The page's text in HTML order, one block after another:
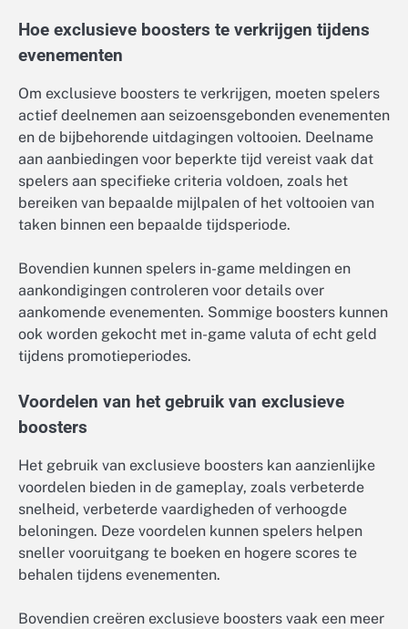
Hoe exclusieve boosters te verkrijgen tijdens
evenementen
Om exclusieve boosters te verkrijgen, moeten spelers
actief deelnemen aan seizoensgebonden evenementen
en de bijbehorende uitdagingen voltooien. Deelname
aan aanbiedingen voor beperkte tijd vereist vaak dat
spelers aan specifieke criteria voldoen, zoals het
bereiken van bepaalde mijlpalen of het voltooien van
taken binnen een bepaalde tijdsperiode.
Bovendien kunnen spelers in-game meldingen en
aankondigingen controleren voor details over
aankomende evenementen. Sommige boosters kunnen
ook worden gekocht met in-game valuta of echt geld
tijdens promotieperiodes.
Voordelen van het gebruik van exclusieve
boosters
Het gebruik van exclusieve boosters kan aanzienlijke
voordelen bieden in de gameplay, zoals verbeterde
snelheid, verbeterde vaardigheden of verhoogde
beloningen. Deze voordelen kunnen spelers helpen
sneller vooruitgang te boeken en hogere scores te
behalen tijdens evenementen.
Bovendien creëren exclusieve boosters vaak een meer